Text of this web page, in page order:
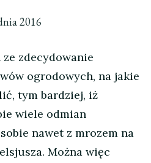
2016
zdecydowanie
ogrodowych, na jakie
tym bardziej, iż
wiele odmian
nawet z mrozem na
Można więc